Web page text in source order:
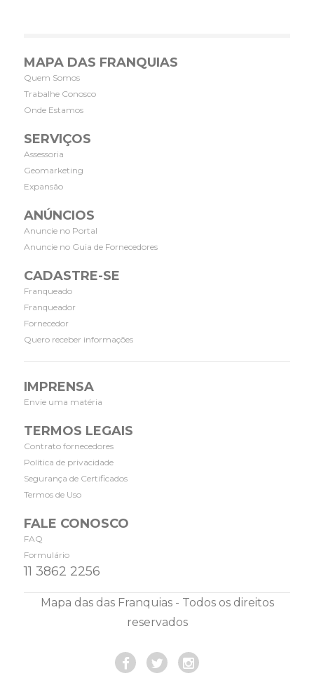
MAPA DAS FRANQUIAS
Quem Somos
Trabalhe Conosco
Onde Estamos
SERVIÇOS
Assessoria
Geomarketing
Expansão
ANÚNCIOS
Anuncie no Portal
Anuncie no Guia de Fornecedores
CADASTRE-SE
Franqueado
Franqueador
Fornecedor
Quero receber informações
IMPRENSA
Envie uma matéria
TERMOS LEGAIS
Contrato fornecedores
Política de privacidade
Segurança de Certificados
Termos de Uso
FALE CONOSCO
FAQ
Formulário
11 3862 2256
Mapa das das Franquias - Todos os direitos
reservados